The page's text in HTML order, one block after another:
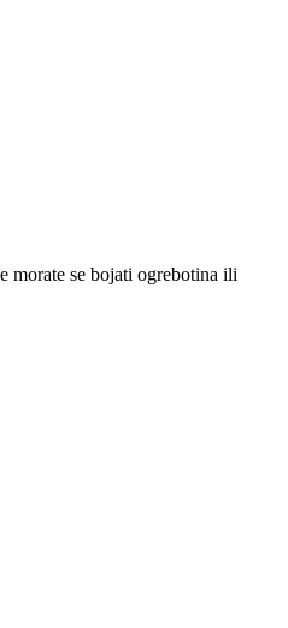
morate se bojati ogrebotina ili